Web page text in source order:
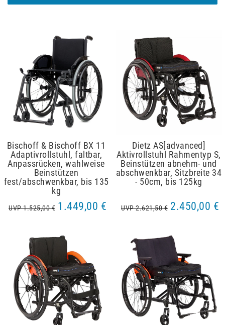
Bischoff & Bischoff BX 11
Adaptivrollstuhl, faltbar,
Anpassrücken, wahlweise
Beinstützen
fest/abschwenkbar, bis 135
kg
UVP 1.525,00 € 1.449,00 €
Dietz AS[advanced]
Aktivrollstuhl Rahmentyp S,
Beinstützen abnehm- und
abschwenkbar, Sitzbreite 34
- 50cm, bis 125kg
UVP 2.621,50 € 2.450,00 €